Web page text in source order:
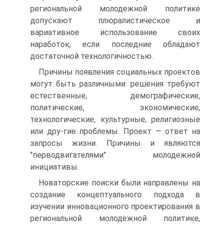
региональной молодежной политике
допускают плюралистическое и
вариативное использование своих
наработок, если последние обладают
достаточной технологичностью.
Причины появления социальных проектов
могут быть различными: решения требуют
естественные, демографические,
политические, экономические,
технологические, культурные, религиозные
или дру-гие проблемы. Проект — ответ на
запросы жизни. Причины и являются
"перводвигателями" молодежной
инициативы.
Новаторские поиски были направлены на
создание концептуального подхода в
изучении инновационного проектирования в
региональной молодежной политике,